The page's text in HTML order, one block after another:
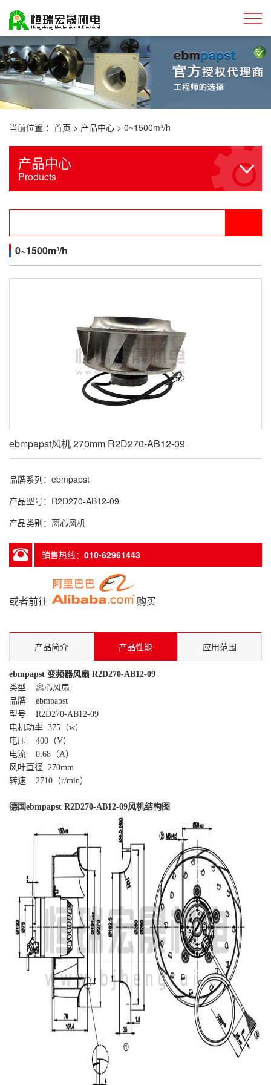
当前位置 ： 首页 > 产品中心 > 0~1500m³/h
产品中心
Products
0~1500m³/h
ebmpapst风机 270mm R2D270-AB12-09
品牌系列：ebmpapst
产品型号：R2D270-AB12-09
产品类别：离心风机
销售热线： 010-62961443
或者前往 购买
产品简介 产品性能 应用范围
ebmpapst 变频器风扇 R2D270-AB12-09
类型 离心风扇
品牌 ebmpapst
型号 R2D270-AB12-09
电机功率 375（w）
电压 400（V）
电流 0.68（A）
风叶直径 270mm
转速 2710（r/min）
德国ebmpapst R2D270-AB12-09风机结构图